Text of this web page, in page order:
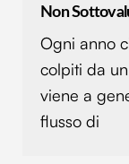
Non
Ogni anno
colpiti da
viene a
flusso di